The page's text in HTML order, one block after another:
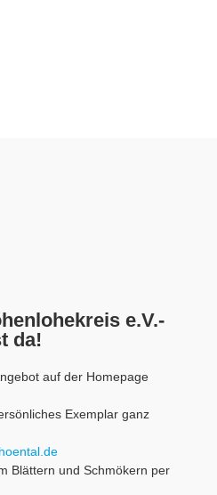
e.V.-
da!
auf der Homepage
Exemplar ganz
Blättern und Schmökern per